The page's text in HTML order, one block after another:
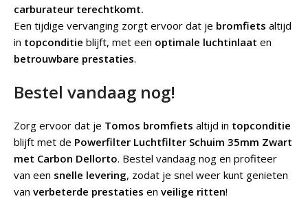
carburateur terechtkomt.
Een tijdige vervanging zorgt ervoor dat je bromfiets altijd
in topconditie blijft, met een optimale luchtinlaat en
betrouwbare prestaties.
Bestel vandaag nog!
Zorg ervoor dat je Tomos bromfiets altijd in topconditie
blijft met de Powerfilter Luchtfilter Schuim 35mm Zwart
met Carbon Dellorto. Bestel vandaag nog en profiteer
van een snelle levering, zodat je snel weer kunt genieten
van verbeterde prestaties en veilige ritten!